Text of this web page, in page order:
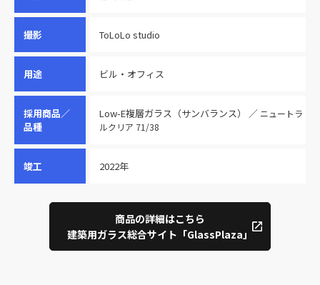
撮影 ToLoLo studio
用途 ビル・オフィス
採用商品／
品種
Low-E複層ガラス（サンバランス） ／ ニュートラ
ルクリア 71/38
竣工 2022年
商品の詳細はこちら
建築用ガラス総合サイト「GlassPlaza」